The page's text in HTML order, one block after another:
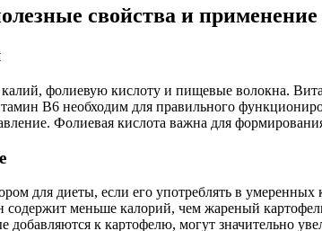
свойства и применение
фолиевую кислоту и пищевые волокна.
B6 необходим для правильного
Фолиевая кислота важна для
для диеты, если его употреблять в умеренных
меньше калорий, чем жареный
к картофелю, могут значительно